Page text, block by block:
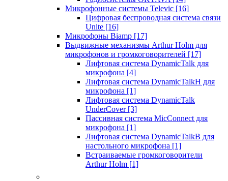
Микрофонные системы Televic [16]
Цифровая беспроводная система связи
Unite [16]
Микрофоны Biamp [17]
Выдвижные механизмы Arthur Holm для
микрофонов и громкоговорителей [17]
Лифтовая система DynamicTalk для
микрофона [4]
Лифтовая система DynamicTalkH для
микрофона [1]
Лифтовая система DynamicTalk
UnderCover [3]
Пассивная система MicConnect для
микрофона [1]
Лифтовая система DynamicTalkB для
настольного микрофона [1]
Встраиваемые громкоговорители
Arthur Holm [1]